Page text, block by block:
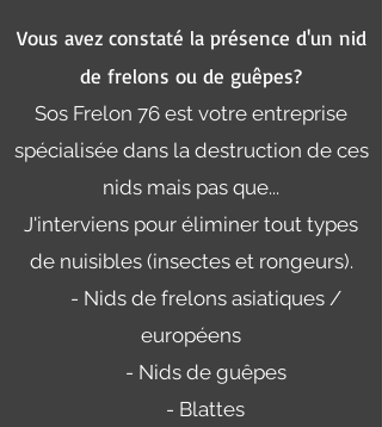
Vous avez constaté la présence d'un nid
de frelons ou de guêpes?
Sos Frelon 76 est votre entreprise
spécialisée dans la destruction de ces
nids mais pas que...
J'interviens pour éliminer tout types
de nuisibles (insectes et rongeurs).
- Nids de frelons asiatiques /
européens
- Nids de guêpes
- Blattes